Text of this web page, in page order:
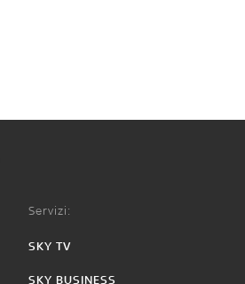
Servizi:
SKY TV
SKY BUSINESS